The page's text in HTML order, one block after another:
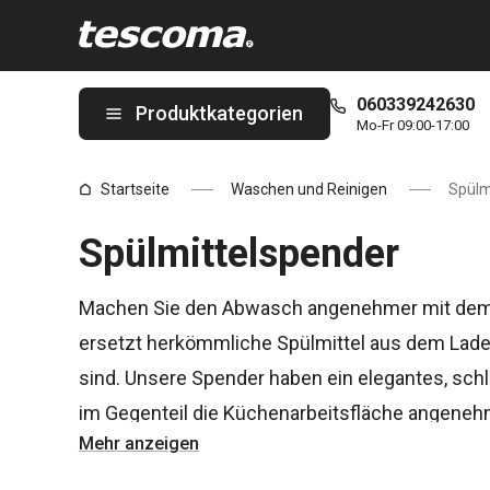
Produktkategorien 060339242630
Mo-Fr 09:00-17:00
Startseite Waschen und Reinigen
Spülmittelspender
Machen Sie den Abwasch angenehmer mit
ersetzt herkömmliche Spülmittel aus dem
sind. Unsere Spender haben ein elegantes,
im Gegenteil die Küchenarbeitsfläche
Platz für die Aufbewahrung von Schwämmen.
Mehr anzeigen